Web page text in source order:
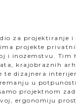
za projektiranje i
projekte
i inozemstvu. Tim
krajobraznih
te dizajnera
u
projektnom
ergonomiju